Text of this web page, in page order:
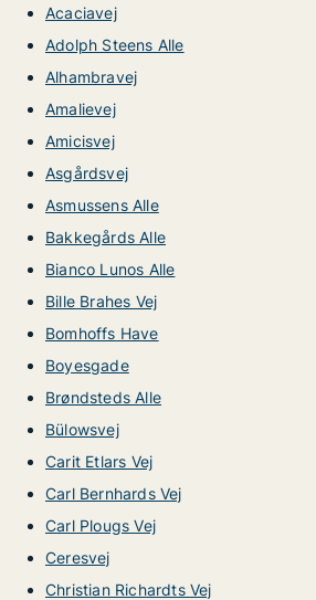
Acaciavej
Adolph Steens Alle
Alhambravej
Amalievej
Amicisvej
Asgårdsvej
Asmussens Alle
Bakkegårds Alle
Bianco Lunos Alle
Bille Brahes Vej
Bomhoffs Have
Boyesgade
Brøndsteds Alle
Bülowsvej
Carit Etlars Vej
Carl Bernhards Vej
Carl Plougs Vej
Ceresvej
Christian Richardts Vej